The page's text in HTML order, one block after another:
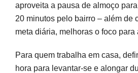
aproveita a pausa de almoço
20 minutos pelo bairro – além de
meta diária, melhoras o foco para
Para quem trabalha em casa,
hora para levantar-se e alongar